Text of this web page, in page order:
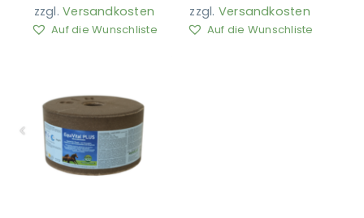
zzgl.Versandkosten
Auf die Wunschliste
zzgl. Versandkosten
Auf die Wunschliste